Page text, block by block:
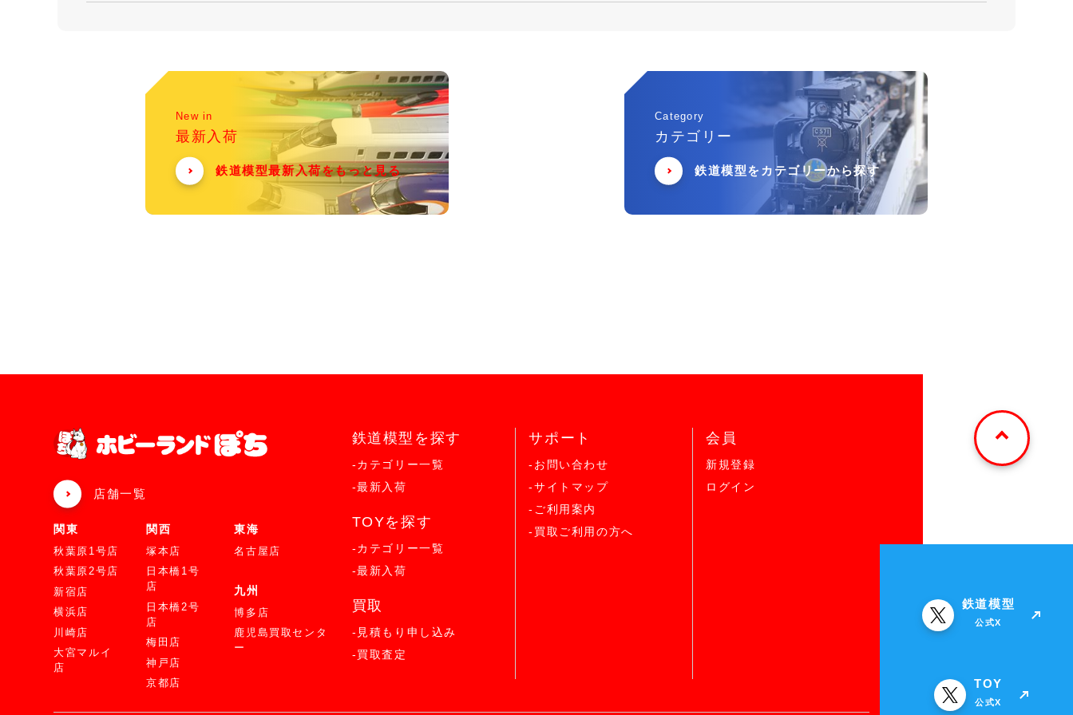
New in
最新入荷
鉄道模型最新入荷をもっと見る
Category
カテゴリー
鉄道模型をカテゴリーから探す
店舗一覧
関東
秋葉原1号店
秋葉原2号店
新宿店
横浜店
川崎店
大宮マルイ
店
関西
塚本店
日本橋1号
店
日本橋2号
店
梅田店
神戸店
京都店
東海
名古屋店
九州
博多店
鹿児島買取センタ
ー
鉄道模型を探す
-カテゴリー一覧
-最新入荷
TOYを探す
-カテゴリー一覧
-最新入荷
買取
-見積もり申し込み
-買取査定
サポート
-お問い合わせ
-サイトマップ
-ご利用案内
-買取ご利用の方へ
会員
新規登録
ログイン
鉄道模型
公式X
TOY
公式X